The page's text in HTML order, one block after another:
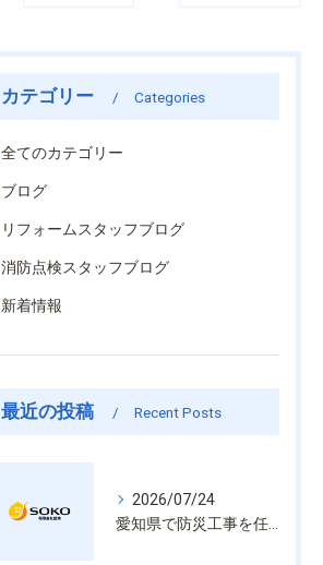
カテゴリー Categories
全てのカテゴリー
ブログ
リフォームスタッフブログ
消防点検スタッフブログ
新着情報
最近の投稿 Recent Posts
2026/07/24